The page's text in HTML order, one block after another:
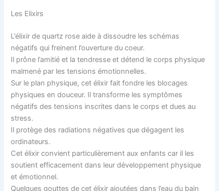
Les Elixirs
L’élixir de quartz rose aide à dissoudre les schémas
négatifs qui freinent l’ouverture du coeur.
Il prône l’amitié et la tendresse et détend le corps physique
malmené par les tensions émotionnelles.
Sur le plan physique, cet élixir fait fondre les blocages
physiques en douceur. Il transforme les symptômes
négatifs des tensions inscrites dans le corps et dues au
stress.
Il protège des radiations négatives que dégagent les
ordinateurs.
Cet élixir convient particulièrement aux enfants car il les
soutient efficacement dans leur développement physique
et émotionnel.
Quelques gouttes de cet élixir ajoutées dans l’eau du bain